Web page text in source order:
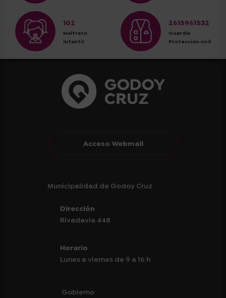
102
Maltrato
infantil
2615961532
Guardia
Protección civil
Acceso Webmail
Municipalidad de Godoy Cruz
Dirección
Rivadavia 448
Horario
Lunes a viernes de 9 a 16 h
Gobierno